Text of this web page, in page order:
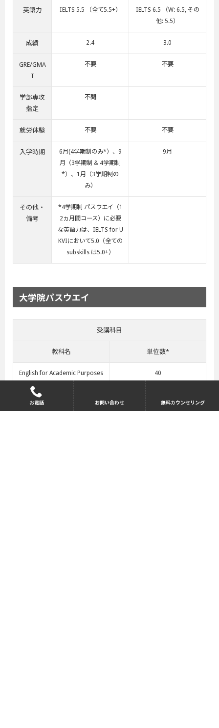
英語力 IELTS 5.5 （全て5.5+）
IELTS 6.5 （W: 6.5, その
他: 5.5）
成績 2.4 3.0
GRE/GMA
T
不要 不要
学部専攻
指定
不問
就労体験 不要 不要
入学時期
6月(4学期制のみ*）、9
月（3学期制 & 4学期制
*）、1月（3学期制の
み）
9月
その他・
備考
*4学期制 パスウエイ（1
2ヵ月間コース）に必要
な英語力は、IELTS for U
KVIにおいて5.0（全ての
subskills は5.0+）
大学院パスウエイ
受講科目
教科名 単位数*
English for Academic Purposes 40
International Relations
お電話 お問い合わせ 無料カウンセリング